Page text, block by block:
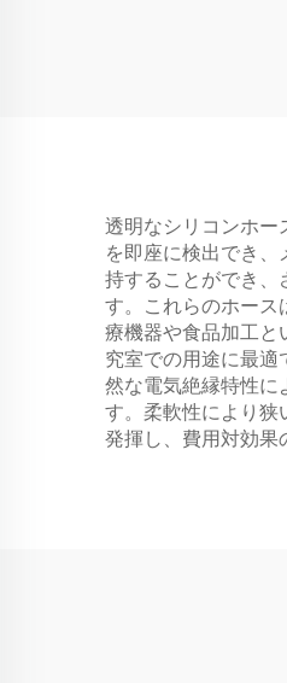
透明なシリコンホー
を即座に検出でき
持することができ、
す。これらのホース
療機器や食品加工と
究室での用途に最
然な電気絶縁特性に
す。柔軟性により狭
発揮し、費用対効果